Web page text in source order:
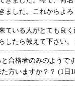
した。これからよ
いる人がとても良
したら教えて下さい。
合格者のみのようで
方いますか？？ (1日